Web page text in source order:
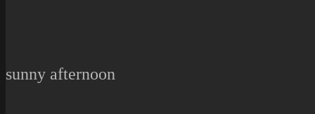
sunny afternoon